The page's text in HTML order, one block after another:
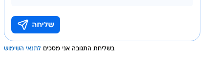
בשליחת התגובה אני מסכים לתנאי השימוש